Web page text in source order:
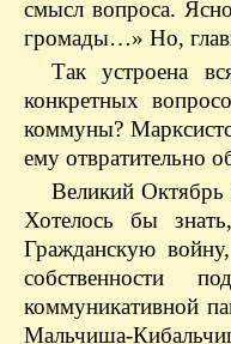
смысл вопроса.
громады…» Но,
Так устроена
конкретных
коммуны?
ему отвратительно
Великий
Хотелось бы
Гражданскую
собственности
коммуникативной
Мальчиша-